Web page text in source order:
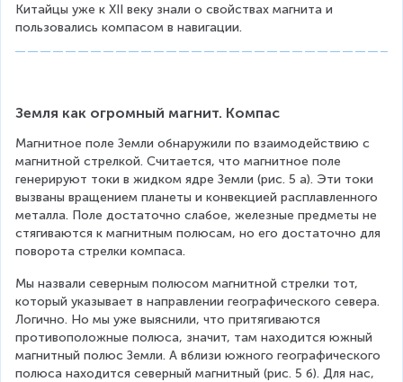
Китайцы уже к XII веку знали о свойствах магнита и
пользовались компасом в навигации.
Земля как огромный магнит. Компас
Магнитное поле Земли обнаружили по взаимодействию с
магнитной стрелкой. Считается, что магнитное поле
генерируют токи в жидком ядре Земли (рис. 5 а). Эти токи
вызваны вращением планеты и конвекцией расплавленного
металла. Поле достаточно слабое, железные предметы не
стягиваются к магнитным полюсам, но его достаточно для
поворота стрелки компаса.
Мы назвали северным полюсом магнитной стрелки тот,
который указывает в направлении географического севера.
Логично. Но мы уже выяснили, что притягиваются
противоположные полюса, значит, там находится южный
магнитный полюс Земли. А вблизи южного географического
полюса находится северный магнитный (рис. 5 б). Для нас,